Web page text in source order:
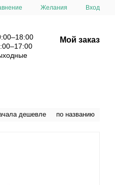
Желания Вход
Мой заказ
дешевле по названию